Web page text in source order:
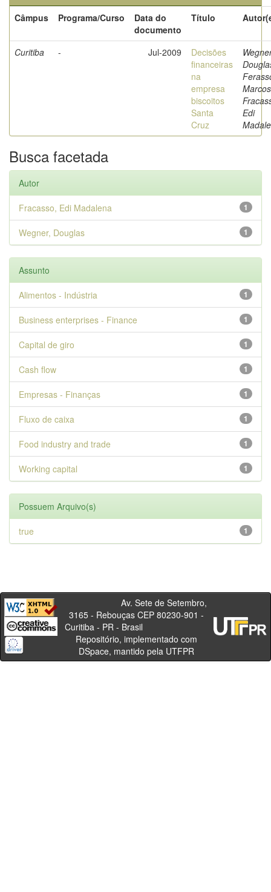
Câmpus
Programa/Curso
Data do
documento
Título
Curitiba - Jul-2009
Decisões
financeiras
na
empresa
biscoitos
Santa
Cruz
Edi
Busca facetada
Autor
1
Fracasso, Edi Madalena
1
Wegner, Douglas
Assunto
1
Alimentos - Indústria
1
Business enterprises - Finance
1
Capital de giro
1
Cash flow
1
Empresas - Finanças
1
Fluxo de caixa
1
Food industry and trade
1
Working capital
Possuem Arquivo(s)
1
true
Av. Sete de Setembro,
3165 - Rebouças CEP 80230-901 -
Curitiba - PR - Brasil
Repositório, implementado com
DSpace, mantido pela UTFPR